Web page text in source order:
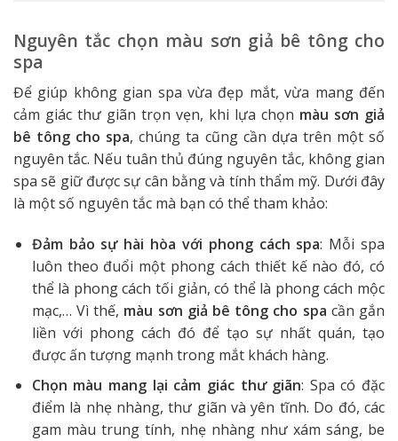
Nguyên tắc chọn màu sơn giả bê tông cho
spa
Để giúp không gian spa vừa đẹp mắt, vừa mang đến
cảm giác thư giãn trọn vẹn, khi lựa chọn màu sơn giả
bê tông cho spa, chúng ta cũng cần dựa trên một số
nguyên tắc. Nếu tuân thủ đúng nguyên tắc, không gian
spa sẽ giữ được sự cân bằng và tính thẩm mỹ. Dưới đây
là một số nguyên tắc mà bạn có thể tham khảo:
Đảm bảo sự hài hòa với phong cách spa: Mỗi spa
luôn theo đuổi một phong cách thiết kế nào đó, có
thể là phong cách tối giản, có thể là phong cách mộc
mạc,… Vì thế, màu sơn giả bê tông cho spa cần gắn
liền với phong cách đó để tạo sự nhất quán, tạo
được ấn tượng mạnh trong mắt khách hàng.
Chọn màu mang lại cảm giác thư giãn: Spa có đặc
điểm là nhẹ nhàng, thư giãn và yên tĩnh. Do đó, các
gam màu trung tính, nhẹ nhàng như xám sáng, be